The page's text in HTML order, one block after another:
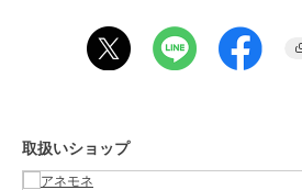
ッケルフリー)
商品のお取り扱い方法
取扱いショップ